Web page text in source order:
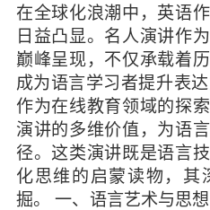
在全球化浪潮中，英语
日益凸显。名人演讲作
巅峰呈现，不仅承载着
成为语言学习者提升表
作为在线教育领域的探
演讲的多维价值，为语
径。这类演讲既是语言
化思维的启蒙读物，其
掘。 一、语言艺术与思